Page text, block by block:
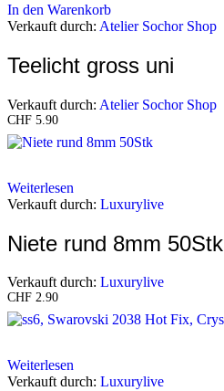
In den Warenkorb
Verkauft durch: Atelier Sochor Shop
Teelicht gross uni
Verkauft durch: Atelier Sochor Shop
CHF 5.90
Weiterlesen
Verkauft durch: Luxurylive
Niete rund 8mm 50Stk
Verkauft durch: Luxurylive
CHF 2.90
Weiterlesen
Verkauft durch: Luxurylive